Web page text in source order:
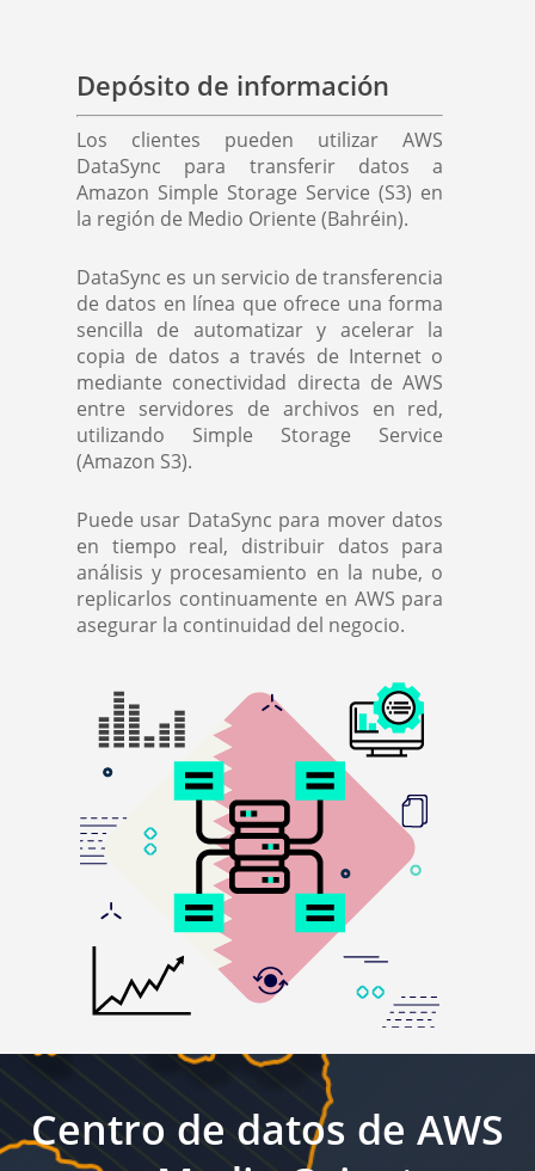
Depósito de información
Los clientes pueden utilizar AWS
DataSync para transferir datos a
Amazon Simple Storage Service (S3) en
la región de Medio Oriente (Bahréin).
DataSync es un servicio de transferencia
de datos en línea que ofrece una forma
sencilla de automatizar y acelerar la
copia de datos a través de Internet o
mediante conectividad directa de AWS
entre servidores de archivos en red,
utilizando Simple Storage Service
(Amazon S3).
Puede usar DataSync para mover datos
en tiempo real, distribuir datos para
análisis y procesamiento en la nube, o
replicarlos continuamente en AWS para
asegurar la continuidad del negocio.
Centro de datos de AWS